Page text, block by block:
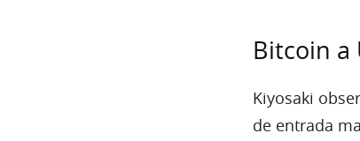
Bitcoin a
Kiyosaki
de entrada